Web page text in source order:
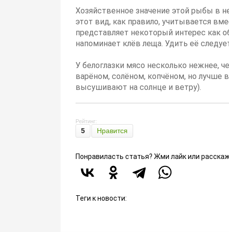
Хозяйственное значение этой рыбы в
этот вид, как правило, учитывается
представляет некоторый интерес как
напоминает клёв леща. Удить её
У белоглазки мясо несколько нежнее,
варёном, солёном, копчёном, но
высушивают на солнце и ветру).
Рейтинг:
5 Нравится
Понравиласть статья? Жми лайк или
Теги к новости: